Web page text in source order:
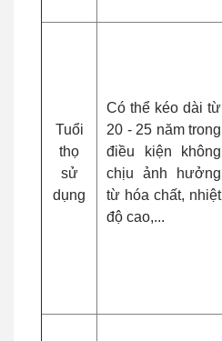
Tuổi
thọ
sử
dụng
Có thể kéo dài từ
20 - 25 năm trong
điều kiện không
chịu ảnh hưởng
từ hóa chất, nhiệt
độ cao,...